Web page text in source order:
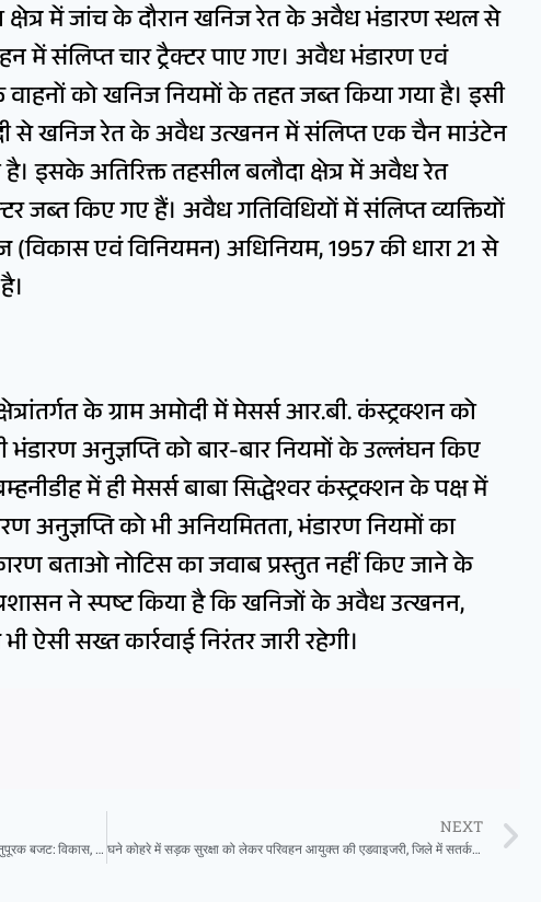
क्षेत्र में जांच के दौरान खनिज रेत के अवैध भंडारण स्थल से
में संलिप्त चार ट्रैक्टर पाए गए। अवैध भंडारण एवं
वाहनों को खनिज नियमों के तहत जब्त किया गया है। इसी
से खनिज रेत के अवैध उत्खनन में संलिप्त एक चैन माउंटेन
इसके अतिरिक्त तहसील बलौदा क्षेत्र में अवैध रेत
जब्त किए गए हैं। अवैध गतिविधियों में संलिप्त व्यक्तियों
एवं विनियमन) अधिनियम, 1957 की धारा 21 से
के ग्राम अमोदी में मेसर्स आर.बी. कंस्ट्रक्शन को
अनुज्ञप्ति को बार-बार नियमों के उल्लंघन किए
में ही मेसर्स बाबा सिद्धेश्वर कंस्ट्रक्शन के पक्ष में
अनुज्ञप्ति को भी अनियमितता, भंडारण नियमों का
बताओ नोटिस का जवाब प्रस्तुत नहीं किए जाने के
ने स्पष्ट किया है कि खनिजों के अवैध उत्खनन,
सख्त कार्रवाई निरंतर जारी रहेगी।
छत्तीसगढ़ में अब तक का सबसे बड़ा ₹35,000 करोड़ का अनुपूरक बजट: विकास, अनुशासन और भविष्य की मजबूत नींव – वित्त मंत्री ओ पी चौधरी
NEXT
घने कोहरे में सड़क सुरक्षा को लेकर परिवहन आयुक्त की एडवाइजरी, जिले में सतर्कता के निर्देश